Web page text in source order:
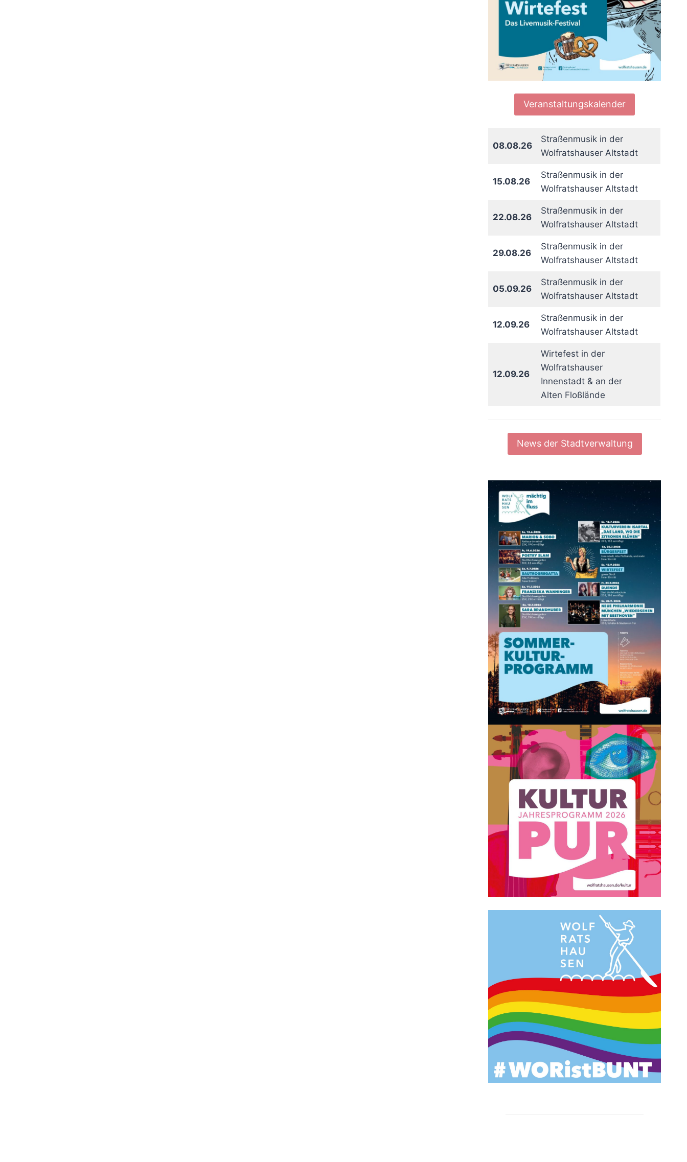
Veranstaltungskalender
08.08.26
Straßenmusik in der
Wolfratshauser Altstadt
15.08.26
Straßenmusik in der
Wolfratshauser Altstadt
22.08.26
Straßenmusik in der
Wolfratshauser Altstadt
29.08.26
Straßenmusik in der
Wolfratshauser Altstadt
05.09.26
Straßenmusik in der
Wolfratshauser Altstadt
12.09.26
Straßenmusik in der
Wolfratshauser Altstadt
12.09.26
Wirtefest in der
Wolfratshauser
Innenstadt & an der
Alten Floßlände
News der Stadtverwaltung